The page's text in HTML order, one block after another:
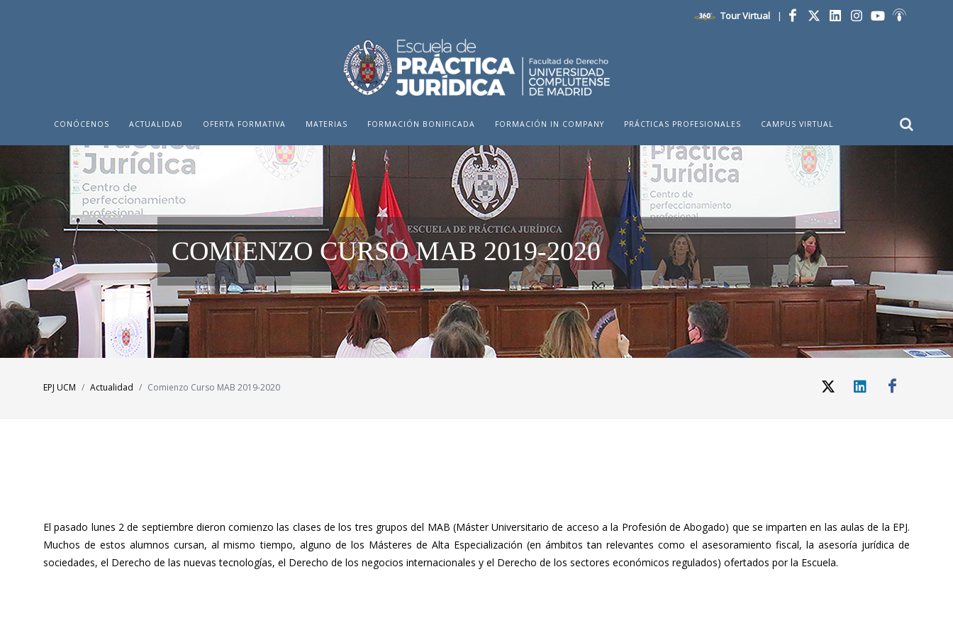
Tour Virtual |
CONÓCENOS ACTUALIDAD OFERTA FORMATIVA MATERIAS FORMACIÓN BONIFICADA FORMACIÓN IN COMPANY PRÁCTICAS PROFESIONALES CAMPUS VIRTUAL
COMIENZO CURSO MAB 2019-2020
EPJ UCM Actualidad Comienzo Curso MAB 2019-2020
El pasado lunes 2 de septiembre dieron comienzo las clases de los tres grupos del MAB (Máster Universitario de acceso a la Profesión de Abogado) que se imparten en las aulas de la EPJ.
Muchos de estos alumnos cursan, al mismo tiempo, alguno de los Másteres de Alta Especialización (en ámbitos tan relevantes como el asesoramiento fiscal, la asesoría jurídica de
sociedades, el Derecho de las nuevas tecnologías, el Derecho de los negocios internacionales y el Derecho de los sectores económicos regulados) ofertados por la Escuela.